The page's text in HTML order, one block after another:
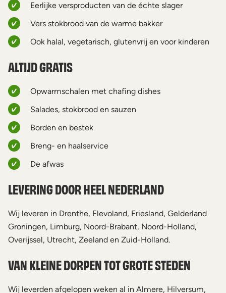
Eerlijke versproducten van de échte slager
Vers stokbrood van de warme bakker
Ook halal, vegetarisch, glutenvrij en voor kinderen
ALTIJD GRATIS
Opwarmschalen met chafing dishes
Salades, stokbrood en sauzen
Borden en bestek
Breng- en haalservice
De afwas
LEVERING DOOR HEEL NEDERLAND
Wij leveren in Drenthe, Flevoland, Friesland, Gelderland
Groningen, Limburg, Noord-Brabant, Noord-Holland,
Overijssel, Utrecht, Zeeland en Zuid-Holland.
VAN KLEINE DORPEN TOT GROTE STEDEN
Wij leverden afgelopen weken al in Almere, Hilversum,